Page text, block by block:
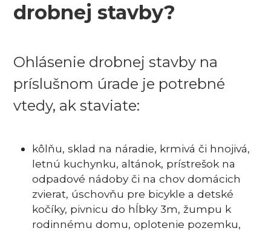
drobnej stavby?
Ohlásenie drobnej stavby na
príslušnom úrade je potrebné
vtedy, ak staviate:
kôlňu, sklad na náradie, krmivá či hnojivá,
letnú kuchynku, altánok, prístrešok na
odpadové nádoby či na chov domácich
zvierat, úschovňu pre bicykle a detské
kočíky, pivnicu do hĺbky 3m, žumpu k
rodinnému domu, oplotenie pozemku,
+421
949